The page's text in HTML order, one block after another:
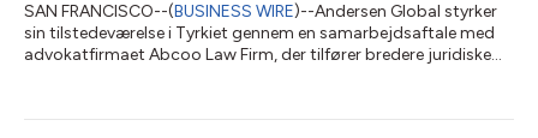
SAN FRANCISCO--(BUSINESS WIRE)--Andersen Global styrker
sin tilstedeværelse i Tyrkiet gennem en samarbejdsaftale med
advokatfirmaet Abcoo Law Firm, der tilfører bredere juridiske
internationale klienter inden for en bred vifte af juridiske